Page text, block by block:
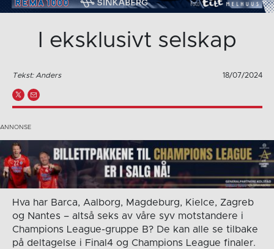
I eksklusivt selskap
Tekst: Anders 18/07/2024
Hva har Barca, Aalborg, Magdeburg, Kielce, Zagreb
og Nantes – altså seks av våre syv motstandere i
Champions League-gruppe B? De kan alle se tilbake
på deltagelse i Final4 og Champions League finaler.